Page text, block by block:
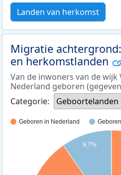
Landen van herkomst
Migratie
en herkomstlanden
Van de inwoners van de wijk
Nederland geboren
Categorie:
Geboortelanden
Geboren in Nederland
9,7%